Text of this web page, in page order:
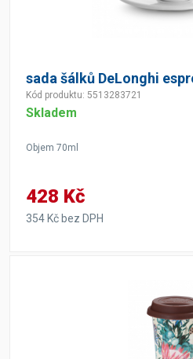
sada šálků DeLonghi
Kód produktu: 5513283721
Skladem
Objem 70ml
428 Kč
354 Kč bez DPH